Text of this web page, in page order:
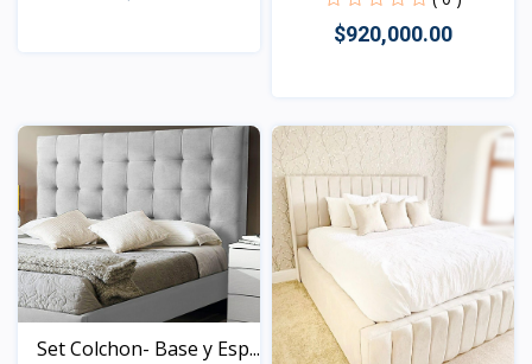
$920,000.00
Vista
Set Colchon- Base y Esp...